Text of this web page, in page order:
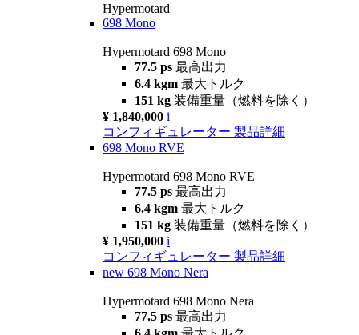
Hypermotard
698 Mono
Hypermotard 698 Mono
77.5 ps 最高出力
6.4 kgm 最大トルク
151 kg 装備重量（燃料を除く）
¥ 1,840,000 i
コンフィギュレーター 製品詳細
698 Mono RVE
Hypermotard 698 Mono RVE
77.5 ps 最高出力
6.4 kgm 最大トルク
151 kg 装備重量（燃料を除く）
¥ 1,950,000 i
コンフィギュレーター 製品詳細
new 698 Mono Nera
Hypermotard 698 Mono Nera
77.5 ps 最高出力